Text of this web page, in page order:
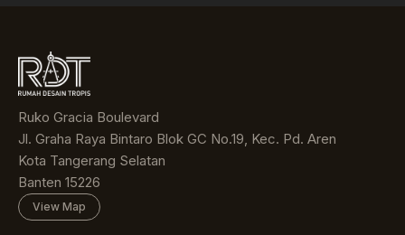
Ruko Gracia Boulevard
Jl. Graha Raya Bintaro Blok GC No.19, Kec. Pd. Aren
Kota Tangerang Selatan
Banten 15226
View Map